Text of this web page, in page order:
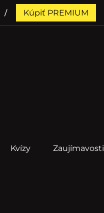
Kúpiť PREMIUM
Kvízy Zaujímavosti